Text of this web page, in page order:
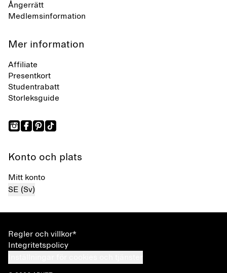
Ångerrätt
Medlemsinformation
Mer information
Affiliate
Presentkort
Studentrabatt
Storleksguide
Konto och plats
Mitt konto
SE (Sv)
Regler och villkor*
Integritetspolicy